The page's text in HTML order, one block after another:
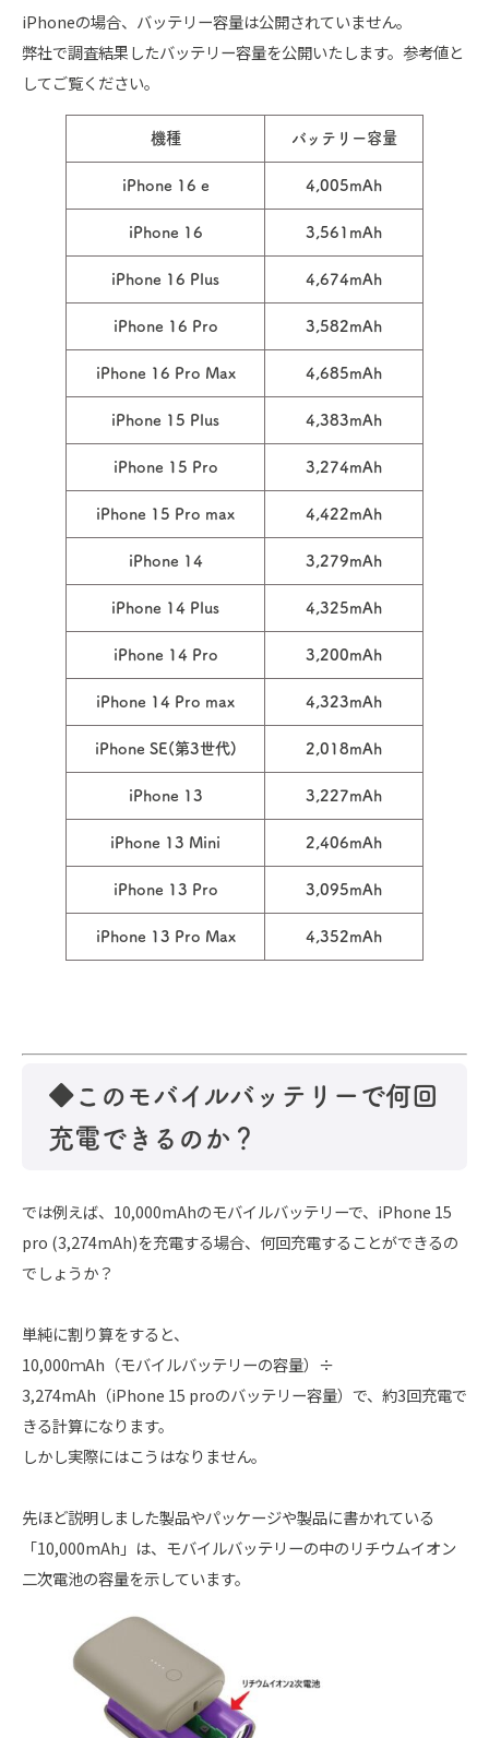
iPhoneの場合、バッテリー容量は公開されていません。
弊社で調査結果したバッテリー容量を公開いたします。参考値と
してご覧ください。
機種 バッテリー容量
iPhone 16 e 4,005mAh
iPhone 16 3,561mAh
iPhone 16 Plus 4,674mAh
iPhone 16 Pro 3,582mAh
iPhone 16 Pro Max 4,685mAh
iPhone 15 Plus 4,383mAh
iPhone 15 Pro 3,274mAh
iPhone 15 Pro max 4,422mAh
iPhone 14 3,279mAh
iPhone 14 Plus 4,325mAh
iPhone 14 Pro 3,200mAh
iPhone 14 Pro max 4,323mAh
iPhone SE(第3世代) 2,018mAh
iPhone 13 3,227mAh
iPhone 13 Mini 2,406mAh
iPhone 13 Pro 3,095mAh
iPhone 13 Pro Max 4,352mAh
◆このモバイルバッテリーで何回
充電できるのか？
では例えば、10,000mAhのモバイルバッテリーで、iPhone 15
pro (3,274mAh)を充電する場合、何回充電することができるの
でしょうか？
単純に割り算をすると、
10,000ｍAh（モバイルバッテリーの容量）÷
3,274mAh（iPhone 15 proのバッテリー容量）で、約3回充電で
きる計算になります。
しかし実際にはこうはなりません。
先ほど説明しました製品やパッケージや製品に書かれている
「10,000mAh」は、モバイルバッテリーの中のリチウムイオン
二次電池の容量を示しています。